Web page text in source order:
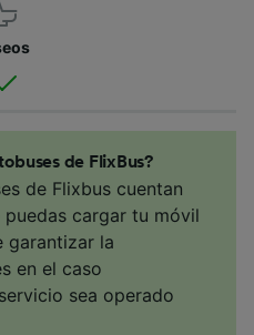
de FlixBus?
de Flixbus cuentan
cargar tu móvil
garantizar la
en el caso
sea operado